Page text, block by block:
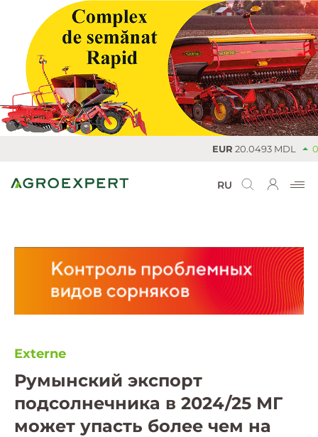
EUR20.0493 MDL 0
RU
Externe
Румынский экспорт
подсолнечника в 2024/25 МГ
может упасть более чем на